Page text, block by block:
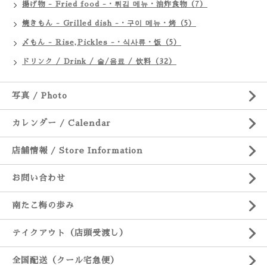
揚げ物 - Fried food -・튀김 메뉴・油炸食物（7）
焼きもん - Grilled dish -・구이 메뉴・烤（5）
〆もん - Rise,Pickles -・식사류・饭（5）
ドリンク / Drink / 술/음료 / 饮料（32）
写真 / Photo
カレンダー / Calendar
店舗情報 / Store Information
お問い合わせ
南たこ梅の歩み
テイクアウト（店頭受渡し）
全国配送（クール宅急便）